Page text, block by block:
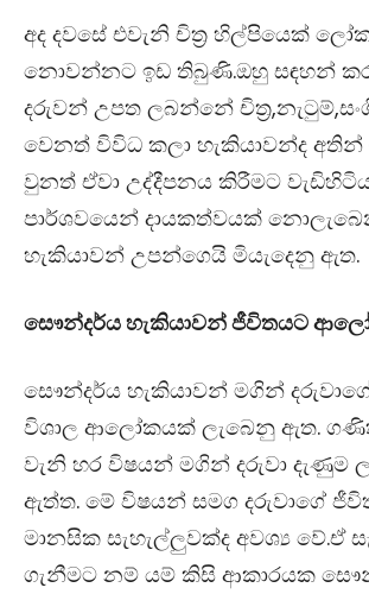
අද දවසේ එවැනි චිත්‍ර හිල්පියෙක්
නොවන්නට ඉඩ තිබුණි.ඔහු සඳහන්
දරුවන් උපත ලබන්නේ
වෙනත් විවිධ කලා හැකියාවන්ද
වුනත් ඒවා උද්දීපනය කිරීමට
පාර්ශවයෙන් දායකත්වයක්
හැකියාවන් උපන්ගෙයි මියැදෙනු ඇත.
සෞන්දර්ය හැකියාවන් ජීවිතයට
සෞන්දර්ය හැකියාවන් මගින්
විශාල ආලෝකයක් ලැබෙනු ඇත.
වැනි හර විෂයන් මගින් දරුවා දැණුම
ඇත්ත. මේ විෂයන් සමග දරුවාගේ
මානසික සැහැල්ලුවක්ද අවශ්‍ය වේ.ඒ
ගැනීමට නම් යම් කිසි ආකාරයක